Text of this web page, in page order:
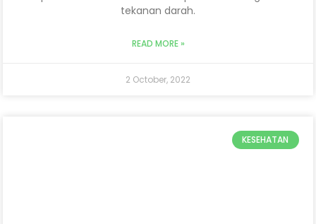
tekanan darah.
READ MORE »
2 October, 2022
KESEHATAN